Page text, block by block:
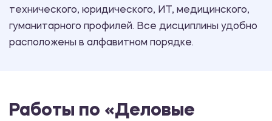
технического, юридического, ИТ, медицинского,
гуманитарного профилей. Все дисциплины удобно
расположены в алфавитном порядке.
Работы по «Деловые